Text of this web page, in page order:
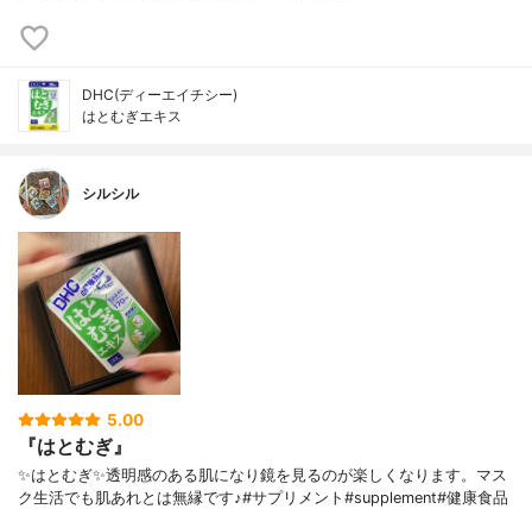
DHC(ディーエイチシー)
はとむぎエキス
シルシル
5.00
『はとむぎ』
✨はとむぎ✨透明感のある肌になり鏡を見るのが楽しくなります。マス
ク生活でも肌あれとは無縁です♪#サプリメント#supplement#健康食品